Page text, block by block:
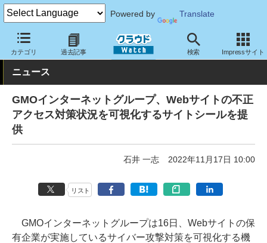
Powered by Translate
カテゴリ 過去記事 検索 Impressサイト
クラウド Watch セキュリティ セキュリティサービス
ニュース
GMOインターネットグループ、Webサイトの不正
アクセス対策状況を可視化するサイトシールを提
供
石井 一志 2022年11月17日 10:00
リスト
GMOインターネットグループは16日、Webサイトの保
有企業が実施しているサイバー攻撃対策を可視化する機